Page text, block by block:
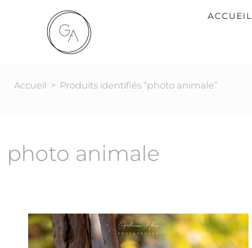
ACCUEIL
Accueil > Produits identifiés “photo animale”
photo animale